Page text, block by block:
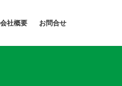
会社概要 お問合せ